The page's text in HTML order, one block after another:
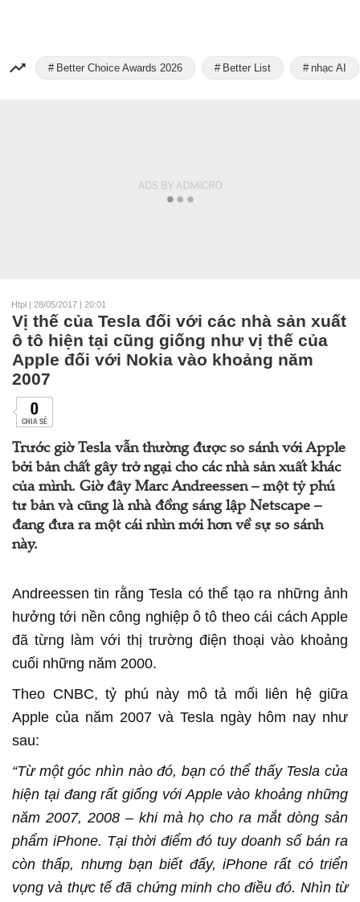
Better Choice Awards 2026 Better List nhạc AI
Htpl | 28/05/2017 | 20:01
Vị thế của Tesla đối với các nhà sản xuất
ô tô hiện tại cũng giống như vị thế của
Apple đối với Nokia vào khoảng năm
2007
0
CHIA SẺ
Trước giờ Tesla vẫn thường được so sánh với Apple
bởi bản chất gây trở ngại cho các nhà sản xuất khác
của mình. Giờ đây Marc Andreessen – một tỷ phú
tư bản và cũng là nhà đồng sáng lập Netscape –
đang đưa ra một cái nhìn mới hơn về sự so sánh
này.
Andreessen tin rằng Tesla có thể tạo ra những ảnh
hưởng tới nền công nghiệp ô tô theo cái cách Apple
đã từng làm với thị trường điện thoại vào khoảng
cuối những năm 2000.
Theo CNBC, tỷ phú này mô tả mối liên hệ giữa
Apple của năm 2007 và Tesla ngày hôm nay như
sau:
“Từ một góc nhìn nào đó, bạn có thể thấy Tesla của
hiện tại đang rất giống với Apple vào khoảng những
năm 2007, 2008 – khi mà họ cho ra mắt dòng sản
phẩm iPhone. Tại thời điểm đó tuy doanh số bán ra
còn thấp, nhưng bạn biết đấy, iPhone rất có triển
vọng và thực tế đã chứng minh cho điều đó. Nhìn từ